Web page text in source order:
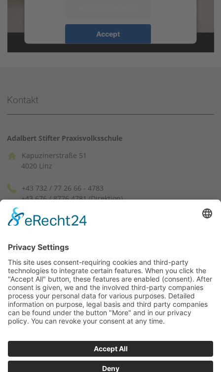
Accept
powered byUsercentrics Consent
Kontakt
Adalbert Stifter Praxisvolksschule
Kapuzinerstraße 51
4020 Linz
+43 732 / 77 26 66 - 4783
+43 676 / 8776 4781 (Direktion)
pvssek[at]ph-linz.at
(instagram)
Lageplan